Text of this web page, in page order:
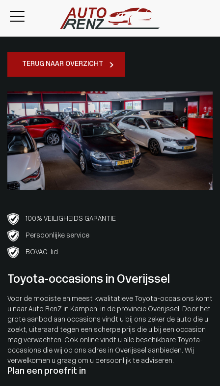
TERUG NAAR OVERZICHT
100% VEILIGHEIDS GARANTIE
Persoonlijke service
BOVAG-lid
Toyota-occasions in Overijssel
Voor de mooiste en meest kwalitatieve Toyota-occasions komt
u naar Auto RenZ in Kampen, in de provincie Overijssel. Door het
grote aanbod aan occasions vindt u bij ons zeker de auto die u
zoekt, uiteraard tegen een scherpe prijs die u bij een occasion
mag verwachten. Ook online vindt u alle beschikbare Toyota-
occasions die wij op ons adres in Overijssel aanbieden. Wij
verwelkomen u graag om u persoonlijk te adviseren.
Plan een proefrit in